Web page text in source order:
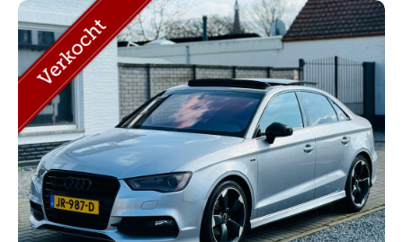
Contact
info@autowereldroyaal.nl
06 42 61 00 54
Openingstijden
Adres
Truyenhoekweg 4
6004 PV Weert